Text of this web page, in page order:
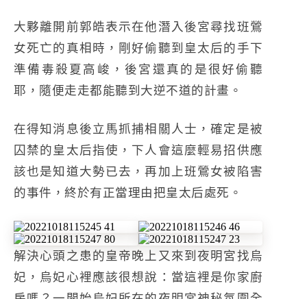
大夥離開前郭皓表示在他潛入後宮尋找班鶯
女死亡的真相時，剛好偷聽到皇太后的手下
準備毒殺夏高峻，後宮還真的是很好偷聽
耶，隨便走走都能聽到大逆不道的計畫。
在得知消息後立馬抓捕相關人士，確定是被
囚禁的皇太后指使，下人會這麼輕易招供應
該也是知道大勢已去，再加上班鶯女被陷害
的事件，終於有正當理由把皇太后處死。
解決心頭之患的皇帝晚上又來到夜明宮找烏
妃，烏妃心裡應該很想說：當這裡是你家廚